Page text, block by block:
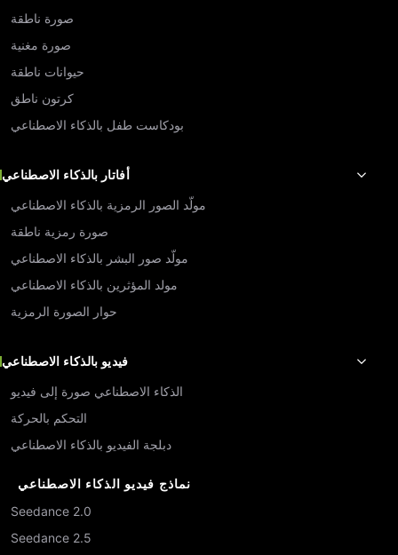
صورة ناطقة
صورة مغنية
حيوانات ناطقة
كرتون ناطق
بودكاست طفل بالذكاء الاصطناعي
أفاتار بالذكاء الاصطناعي
مولّد الصور الرمزية بالذكاء الاصطناعي
صورة رمزية ناطقة
مولّد صور البشر بالذكاء الاصطناعي
مولد المؤثرين بالذكاء الاصطناعي
حوار الصورة الرمزية
فيديو بالذكاء الاصطناعي
الذكاء الاصطناعي صورة إلى فيديو
التحكم بالحركة
دبلجة الفيديو بالذكاء الاصطناعي
نماذج فيديو الذكاء الاصطناعي
Seedance 2.0
Seedance 2.5